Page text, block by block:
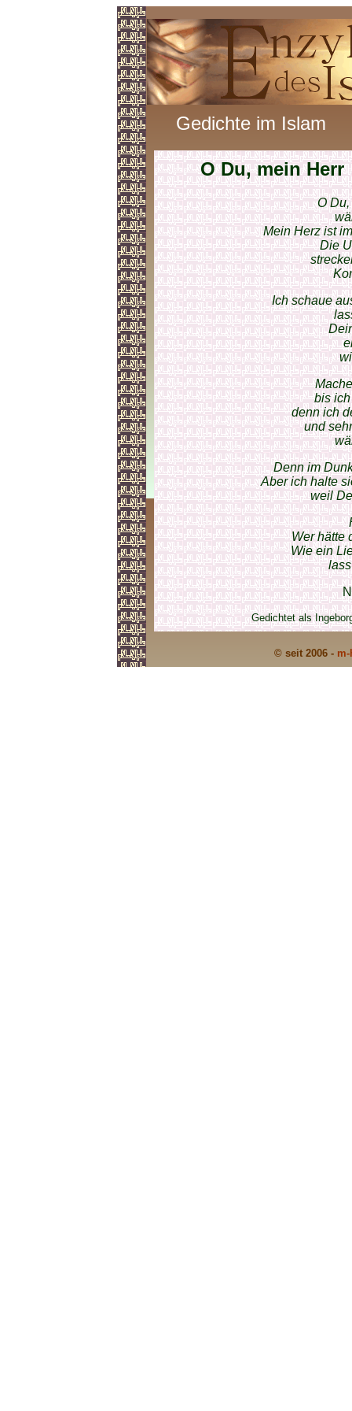
Gedichte im Islam
O Du, mein Herr
O
Mein Herz ist
Die
Ich schaue
bis
denn ich
und
Denn im
Aber ich halte
weil
Wer hätte
Wie ein
Gedichtet als
© seit 2006 -